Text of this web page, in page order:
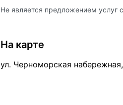
Не является предложением услуг
На карте
ул. Черноморская